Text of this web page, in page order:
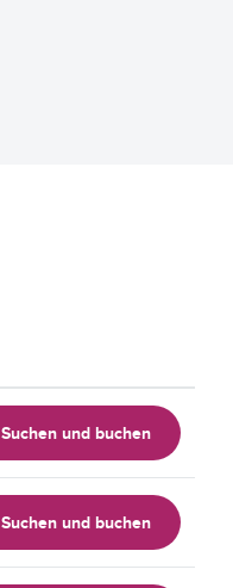
Suchen und buchen
Suchen und buchen